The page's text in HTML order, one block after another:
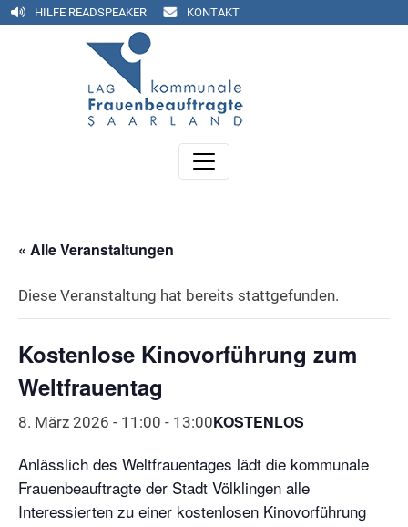
HILFE READSPEAKER KONTAKT
« Alle Veranstaltungen
Diese Veranstaltung hat bereits stattgefunden.
Kostenlose Kinovorführung zum
Weltfrauentag
8. März 2026 - 11:00 - 13:00KOSTENLOS
Anlässlich des Weltfrauentages lädt die kommunale
Frauenbeauftragte der Stadt Völklingen alle
Interessierten zu einer kostenlosen Kinovorführung